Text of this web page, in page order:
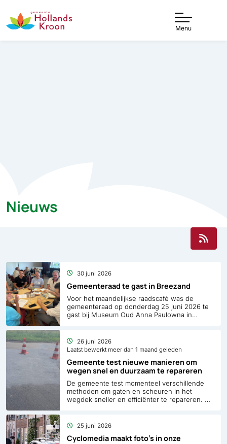
Menu
Nieuws
RSS
Gemeenteraad te gast in Breezand
30 juni 2026
Voor het maandelijkse raadscafé was de
gemeenteraad op donderdag 25 juni 2026 te
gast bij Museum Oud Anna Paulowna in
zoals aanpassen van een woning in relatie tot
de Nota Omgevingskwaliteit, de toekomst van
De Veerburg op initiatief van Stichting Het Hart
van Anna Paulowna, de activiteiten van
vrijwilligersorganisatie ‘Kleurrijk Breezand’ en
het bouwplan Martekrogt in Den Oever.
Gemeente test nieuwe manieren om
wegen snel en duurzaam te repareren
26 juni 2026
Laatst bewerkt meer dan 1 maand geleden
De gemeente test momenteel verschillende
methoden om gaten en scheuren in het
wegdek sneller en efficiënter te repareren. Dit
beste werkt.
Cyclomedia maakt foto’s in onze
25 juni 2026